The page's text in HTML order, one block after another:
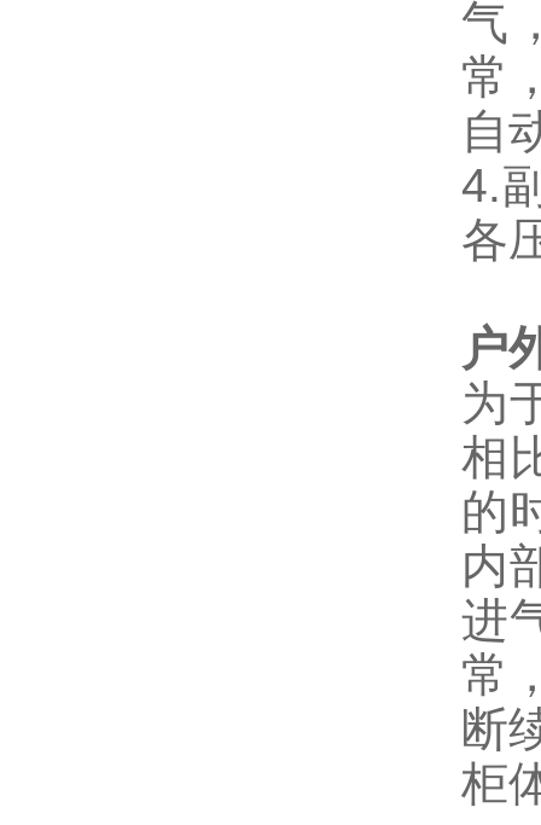
气
常
自
4.
各
户
为
相
的
内
进
常
断
柜